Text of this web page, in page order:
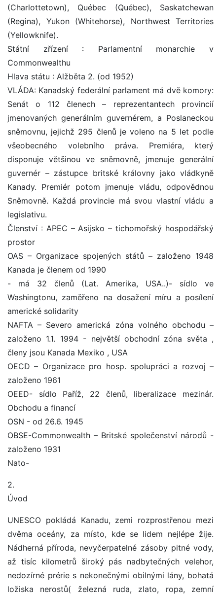
(Charlottetown), Québec (Québec), Saskatchewan
(Regina), Yukon (Whitehorse), Northwest Territories
(Yellowknife).
Státní zřízení : Parlamentní monarchie v
Commonwealthu
Hlava státu : Alžběta 2. (od 1952)
VLÁDA: Kanadský federální parlament má dvě komory:
Senát o 112 členech – reprezentantech provincií
jmenovaných generálním guvernérem, a Poslaneckou
sněmovnu, jejichž 295 členů je voleno na 5 let podle
všeobecného volebního práva. Premiéra, který
disponuje většinou ve sněmovně, jmenuje generální
guvernér – zástupce britské královny jako vládkyně
Kanady. Premiér potom jmenuje vládu, odpovědnou
Sněmovně. Každá provincie má svou vlastní vládu a
legislativu.
Členství : APEC – Asijsko – tichomořský hospodářský
prostor
OAS – Organizace spojených států – založeno 1948
Kanada je členem od 1990
- má 32 členů (Lat. Amerika, USA..)- sídlo ve
Washingtonu, zaměřeno na dosažení míru a posílení
americké solidarity
NAFTA – Severo americká zóna volného obchodu –
založeno 1.1. 1994 - největší obchodní zóna světa ,
členy jsou Kanada Mexiko , USA
OECD – Organizace pro hosp. spolupráci a rozvoj –
založeno 1961
OEED- sídlo Paříž, 22 členů, liberalizace mezinár.
Obchodu a financí
OSN - od 26.6. 1945
OBSE-Commonwealth – Britské společenství národů -
založeno 1931
Nato-
2.
Úvod
UNESCO pokládá Kanadu, zemi rozprostřenou mezi
dvěma oceány, za místo, kde se lidem nejlépe žije.
Nádherná příroda, nevyčerpatelné zásoby pitné vody,
až tisíc kilometrů široký pás nadbytečných velehor,
nedozírné prérie s nekonečnými obilnými lány, bohatá
ložiska nerostů( železná ruda, zlato, ropa, zemní